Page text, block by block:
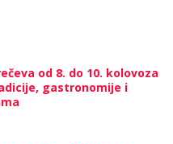
od 8. do 10. kolovoza
gastronomije i